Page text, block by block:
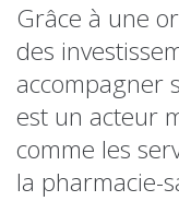
Grâce à une
des
accompagner
est un acteur
comme les
la pharmacie-